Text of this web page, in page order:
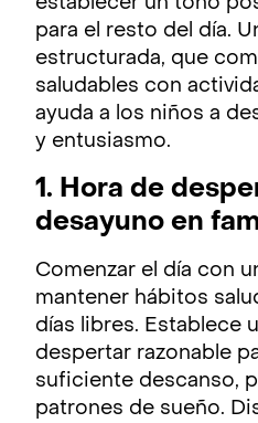
establecer un tono
para el resto del día.
estructurada, que
saludables con
ayuda a los niños a
y entusiasmo.
1. Hora de
desayuno en
Comenzar el día con
mantener hábitos
días libres. Establece
despertar razonable
suficiente descanso,
patrones de sueño.